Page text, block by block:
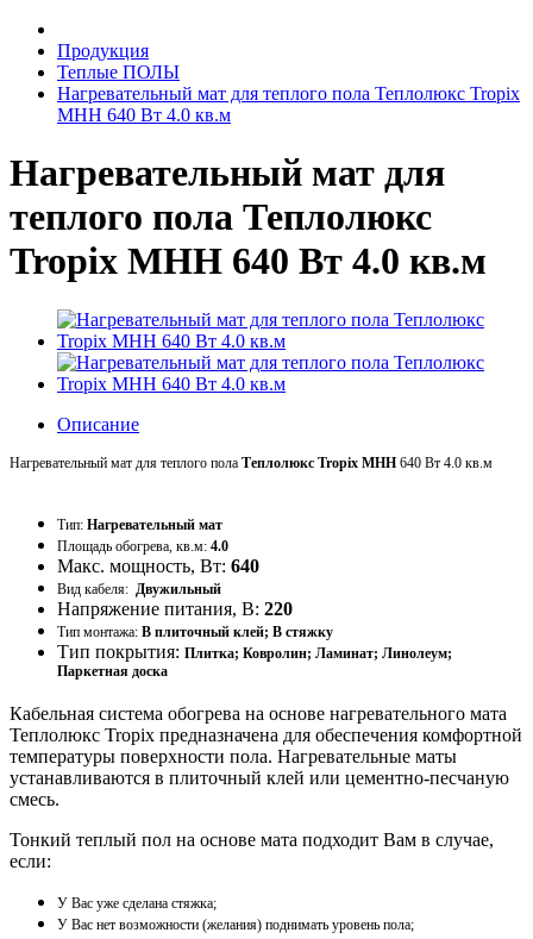
Продукция
Теплые ПОЛЫ
Нагревательный мат для теплого пола Теплолюкс Tropix
MHH 640 Вт 4.0 кв.м
Нагревательный мат для
теплого пола Теплолюкс
Tropix MHH 640 Вт 4.0 кв.м
Описание
Нагревательный мат для теплого пола Теплолюкс Tropix MHH 640 Вт 4.0 кв.м
Тип: Нагревательный мат
Площадь обогрева, кв.м: 4.0
Макс. мощность, Вт: 640
Вид кабеля: Двужильный
Напряжение питания, В: 220
Тип монтажа: В плиточный клей; В стяжку
Тип покрытия: Плитка; Ковролин; Ламинат; Линолеум;
Паркетная доска
Кабельная система обогрева на основе нагревательного мата
Теплолюкс Tropix предназначена для обеспечения комфортной
температуры поверхности пола. Нагревательные маты
устанавливаются в плиточный клей или цементно-песчаную
смесь.
Тонкий теплый пол на основе мата подходит Вам в случае,
если:
У Вас уже сделана стяжка;
У Вас нет возможности (желания) поднимать уровень пола;